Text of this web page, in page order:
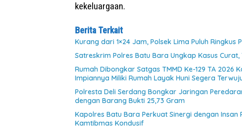
kekeluargaan.
Berita Terkait
Kurang dari 1×24 Jam, Polsek Lima Puluh Ringkus
Satreskrim Polres Batu Bara Ungkap Kasus
Rumah Dibongkar Satgas TMMD Ke-129 TA
Impiannya Miliki Rumah Layak Huni Segera
Polresta Deli Serdang Bongkar Jaringan
dengan Barang Bukti 25,73 Gram
Kapolres Batu Bara Perkuat Sinergi dengan Insan
Kamtibmas Kondusif